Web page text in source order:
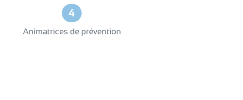
4
Animatrices de prévention